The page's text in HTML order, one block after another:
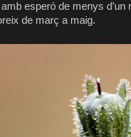
esperó de menys d’un
de març a maig.